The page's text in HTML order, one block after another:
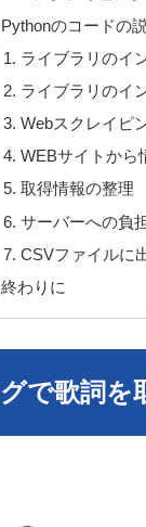
Pythonのコードの
ライブラリのイ
ライブラリのイ
Webスクレイピ
WEBサイトから
取得情報の整理
サーバーへの負
CSVファイルに
終わりに
で歌詞を